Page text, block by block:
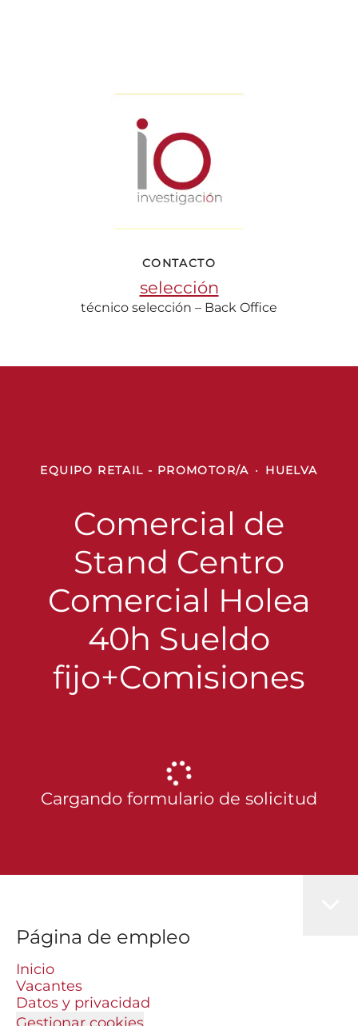
CONTACTO
selección
técnico selección – Back Office
EQUIPO RETAIL - PROMOTOR/A · HUELVA
Comercial de
Stand Centro
Comercial Holea
40h Sueldo
fijo+Comisiones
Cargando formulario de solicitud
Página de empleo
Inicio
Vacantes
Datos y privacidad